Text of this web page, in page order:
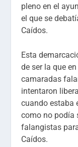
pleno en el
el que se deb
Caídos.
Esta
de ser la que
camaradas
intentaron
cuando estaba
como no podía
falangistas
Caídos.